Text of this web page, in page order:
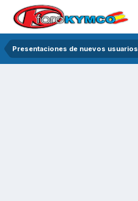
Presentaciones de nuevos usuarios